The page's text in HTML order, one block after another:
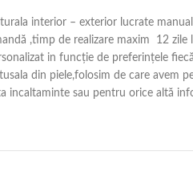
interior – exterior lucrate
,timp de realizare maxim 12 zile
in funcție de preferințele
din piele,folosim de care avem
incaltaminte sau pentru orice altă